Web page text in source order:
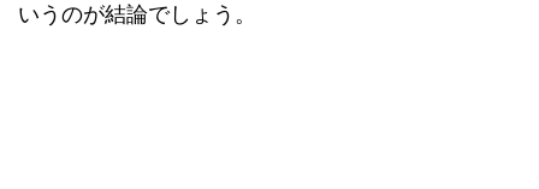
いうのが結論でしょう。